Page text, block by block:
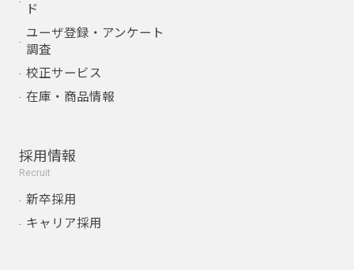
ド
ユーザ登録・アンケート
調査
校正サービス
在庫・商品情報
採用情報
Recruit
新卒採用
キャリア採用